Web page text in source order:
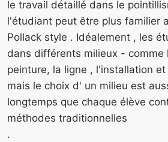
le travail détaillé dans le
l'étudiant peut être plus familier
Pollack style . Idéalement , les
dans différents milieux - comme
peinture, la ligne , l'installation
mais le choix d' un milieu est
longtemps que chaque élève
méthodes traditionnelles
.